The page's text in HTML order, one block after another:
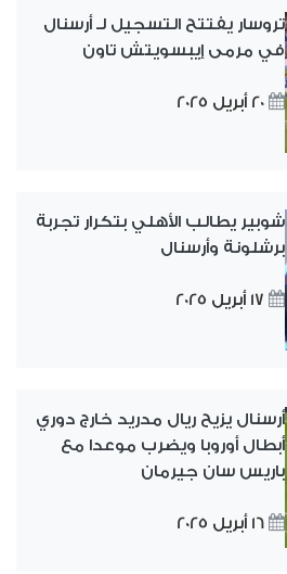
تروسار يفتتح التسجيل لـ أرسنال
في مرمى إيبسويتش تاون
20 أبريل 2025
شوبير يطالب الأهلي بتكرار تجربة
برشلونة وأرسنال
17 أبريل 2025
أرسنال يزيح ريال مدريد خارج دوري
أبطال أوروبا ويضرب موعدا مع
باريس سان جيرمان
16 أبريل 2025